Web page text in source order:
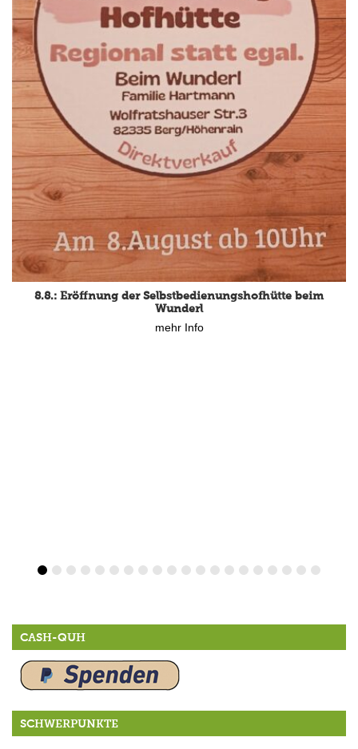
8.8.: Eröffnung der Selbstbedienungshofhütte beim
Wunderl
mehr Info
CASH-QUH
SCHWERPUNKTE